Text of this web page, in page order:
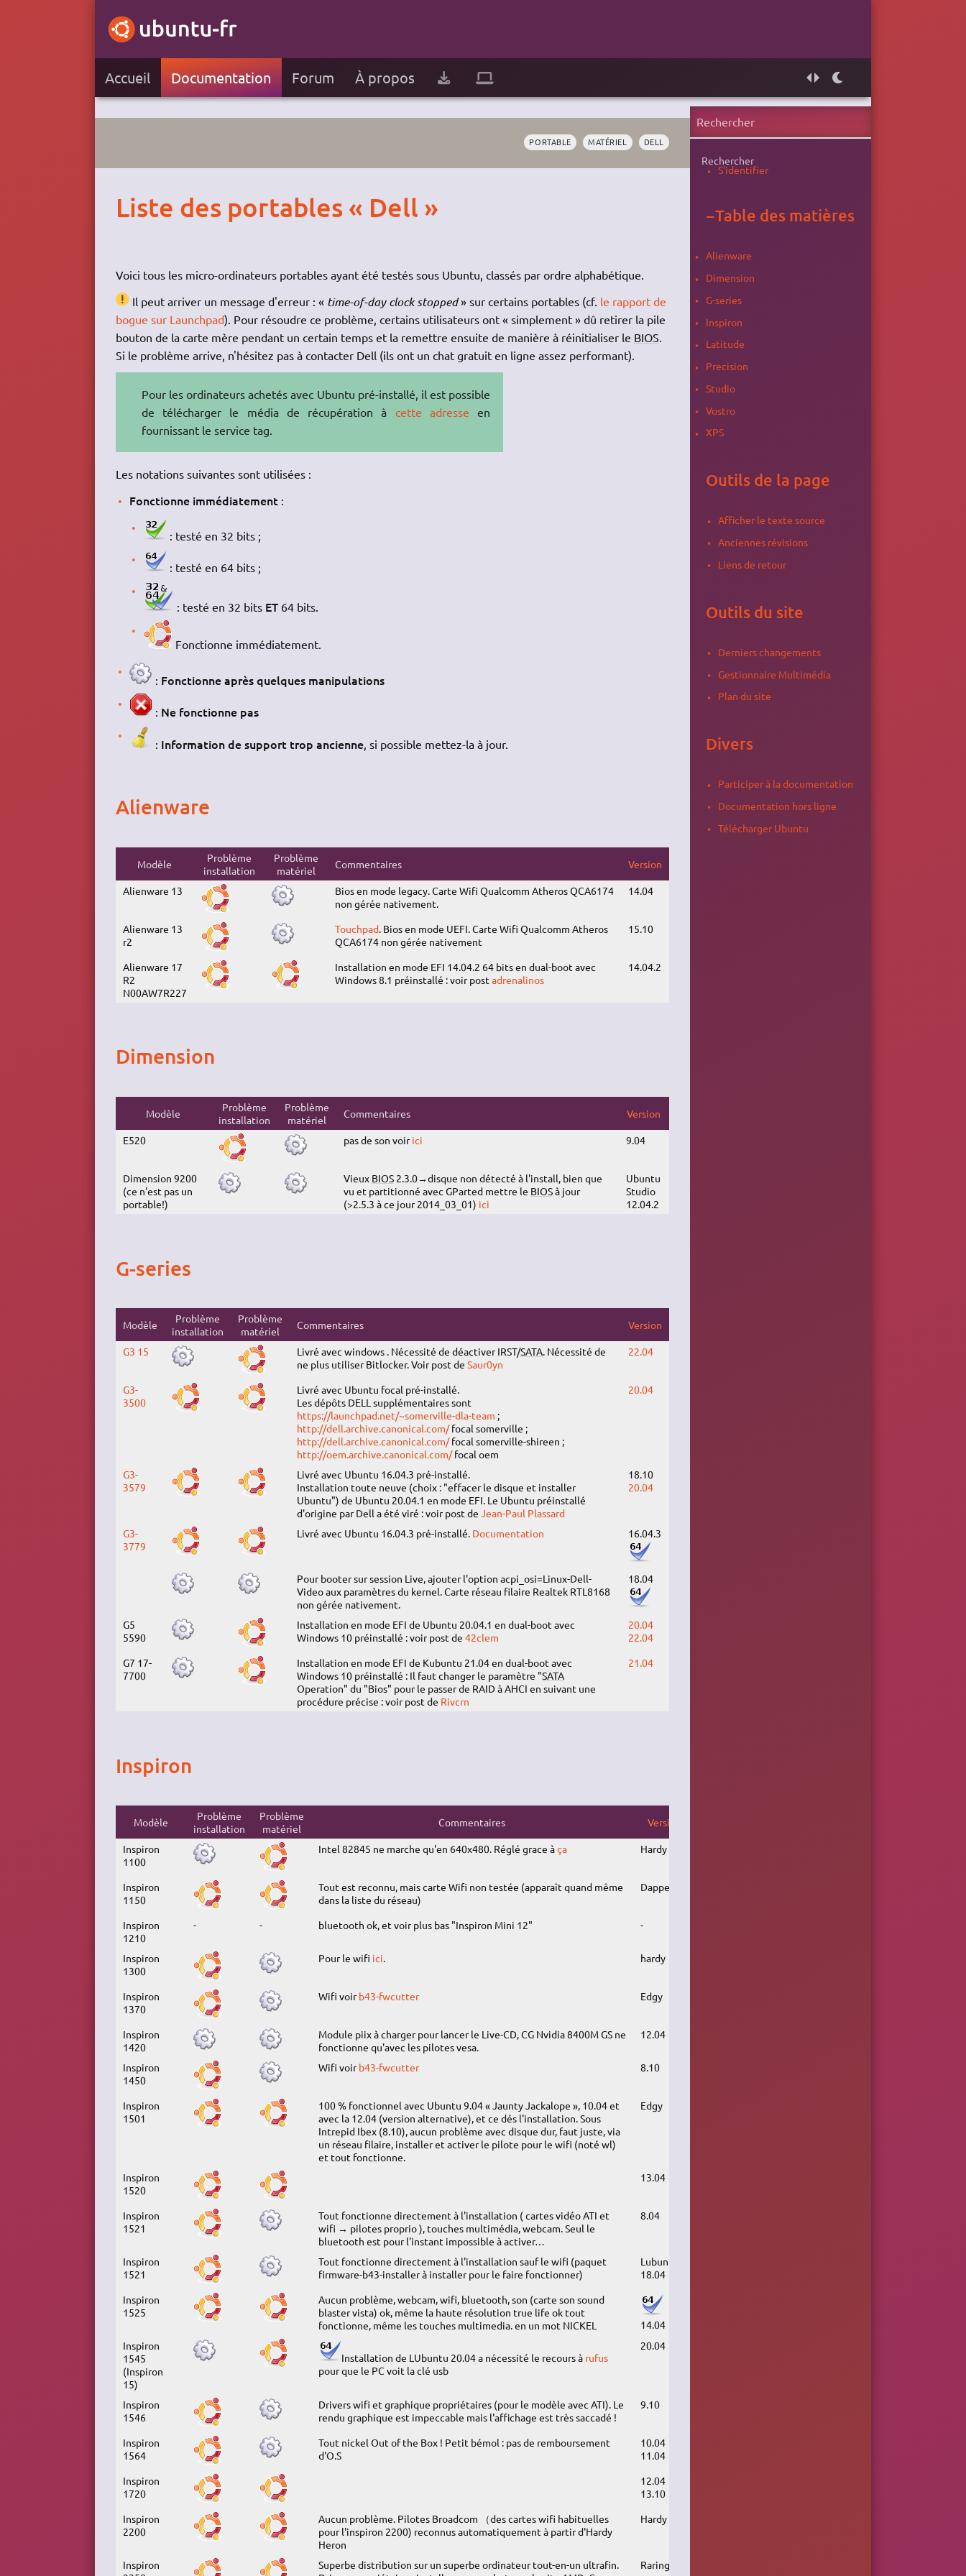
Accueil Documentation Forum À propos
PORTABLE MATÉRIEL DELL
Liste des portables « Dell »
Voici tous les micro-ordinateurs portables ayant été testés sous Ubuntu, classés par ordre alphabétique.
Il peut arriver un message d'erreur : « time-of-day clock stopped» sur certains portables (cf. le rapport de
bogue sur Launchpad). Pour résoudre ce problème, certains utilisateurs ont « simplement » dû retirer la pile
bouton de la carte mère pendant un certain temps et la remettre ensuite de manière à réinitialiser le BIOS
Si le problème arrive, n'hésitez pas à contacter Dell (ils ont un chat gratuit en ligne assez performant).
Pour les ordinateurs achetés avec Ubuntu pré-installé, il est possible
de télécharger le média de récupération à cette adresse en
fournissant le service tag.
Les notations suivantes sont utilisées :
Fonctionne immédiatement :
: testé en 32 bits ;
: testé en 64 bits ;
: testé en 32 bits ET64 bits.
Fonctionne immédiatement.
: Fonctionne après quelques manipulations
: Ne fonctionne pas
: Information de support trop ancienne , si possible mettez-la à jour.
Alienware
Modèle
Problème
installation
Problème
matériel
Commentaires Version
Alienware 13
Bios en mode legacy. Carte Wifi Qualcomm Atheros QCA6174
non gérée nativement.
14.04
Alienware 13
r2
Touchpad. Bios en mode UEFI. Carte Wifi Qualcomm Atheros
QCA6174 non gérée nativement
15.10
Alienware 17
R2
N00AW7R227
Installation en mode EFI 14.04.2 64 bits en dual-boot avec
Windows 8.1 préinstallé : voir post adrenalinos
14.04.2
Dimension
Modèle
Problème
installation
Problème
matériel
Commentaires Version
E520 pas de son voirici 9.04
Dimension 9200
(ce n'est pas un
portable!)
Vieux BIOS2.3.0→disque non détecté à l'install, bien que
vu et partitionné avec GParted mettre le BIOSà jour
(>2.5.3 à ce jour 2014_03_01) ici
Ubuntu
Studio
12.04.2
G-series
Modèle
Problème
installation
Problème
matériel
Commentaires Version
G3 15 Livré avec windows . Nécessité de déactiver IRST/SATA. Nécessité de
ne plus utiliser Bitlocker. Voir post de Saur0yn
22.04
G3-
3500
Livré avec Ubuntu focal pré-installé.
Les dépôts DELL supplémentaires sont
https://launchpad.net/~somerville-dla-team ;
http://dell.archive.canonical.com/focal somerville ;
http://dell.archive.canonical.com/focal somerville-shireen ;
http://oem.archive.canonical.com/focal oem
20.04
G3-
3579
Livré avec Ubuntu 16.04.3 pré-installé.
Installation toute neuve (choix : "effacer le disque et installer
Ubuntu") de Ubuntu 20.04.1 en mode EFI. Le Ubuntu préinstallé
d'origine par Dell a été viré : voir post de Jean-Paul Plassard
18.10
20.04
G3-
3779
Livré avec Ubuntu 16.04.3 pré-installé. Documentation 16.04.3
Pour booter sur session Live, ajouter l'option acpi_osi=Linux-Dell-
Video aux paramètres du kernel. Carte réseau filaire Realtek RTL8168
non gérée nativement.
18.04
G5
5590
Installation en mode EFI de Ubuntu 20.04.1 en dual-boot avec
Windows 10 préinstallé : voir post de 42clem
20.04
22.04
G7 17-
7700
Installation en mode EFI de Kubuntu 21.04 en dual-boot avec
Windows 10 préinstallé : Il faut changer le paramètre "SATA
Operation" du "Bios" pour le passer de RAID à AHCI en suivant une
procédure précise : voir post de Rivcrn
21.04
Inspiron
Modèle
Problème
installation
Problème
matériel
Commentaires Version
Inspiron
1100
Intel 82845 ne marche qu'en 640x480. Réglé grace àça Hardy
Inspiron
1150
Tout est reconnu, mais carte Wifi non testée (apparaît quand même
dans la liste du réseau)
Dapper
Inspiron
1210
- - bluetooth ok, et voir plus bas "Inspiron Mini 12" -
Inspiron
1300
Pour le wifi ici. hardy
Inspiron
1370
Wifi voirb43-fwcutter Edgy
Inspiron
1420
Module piix à charger pour lancer le Live-CD, CG Nvidia 8400M GS ne
fonctionne qu'avec les pilotes vesa.
12.04
Inspiron
1450
Wifi voirb43-fwcutter 8.10
Inspiron
1501
100 % fonctionnel avec Ubuntu 9.04 « Jaunty Jackalope », 10.04 et
avec la 12.04 (version alternative), et ce dés l'installation. Sous
Intrepid Ibex (8.10), aucun problème avec disque dur, faut juste, via
un réseau filaire, installer et activer le pilote pour le wifi (noté wl)
et tout fonctionne.
Edgy
Inspiron
1520
13.04
Inspiron
1521
Tout fonctionne directement à l'installation ( cartes vidéo ATI et
wifi → pilotes proprio ), touches multimédia, webcam. Seul le
bluetooth est pour l'instant impossible à activer…
8.04
Inspiron
1521
Tout fonctionne directement à l'installation sauf le wifi (paquet
firmware-b43-installer à installer pour le faire fonctionner)
Lubuntu
18.04
Inspiron
1525
Aucun problème, webcam, wifi, bluetooth, son (carte son sound
blaster vista) ok, même la haute résolution true life ok tout
fonctionne, même les touches multimedia. en un mot NICKEL
14.04
Inspiron
1545
(Inspiron
15)
Installation de LUbuntu 20.04 a nécessité le recours à rufus
pour que le PC voit la clé usb
20.04
Inspiron
1546
Drivers wifi et graphique propriétaires (pour le modèle avec ATI). Le
rendu graphique est impeccable mais l'affichage est très saccadé !
9.10
Inspiron
1564
Tout nickel Out of the Box ! Petit bémol : pas de remboursement
d'O.S
10.04
11.04
Inspiron
1720
12.04
13.10
Inspiron
2200
Aucun problème. Pilotes Broadcom （des cartes wifi habituelles
pour l'inspiron 2200) reconnus automatiquement à partir d'Hardy
Heron
Hardy
Inspiron
Superbe distribution sur un superbe ordinateur tout-en-un ultrafin.
Raring
Rechercher
S'identifier
−Table des matières
Alienware
Dimension
G-series
Inspiron
Latitude
Precision
Studio
Vostro
XPS
Outils de la page
Afficher le texte source
Anciennes révisions
Liens de retour
Outils du site
Derniers changements
Gestionnaire Multimédia
Plan du site
Divers
Participer à la documentation
Documentation hors ligne
Télécharger Ubuntu